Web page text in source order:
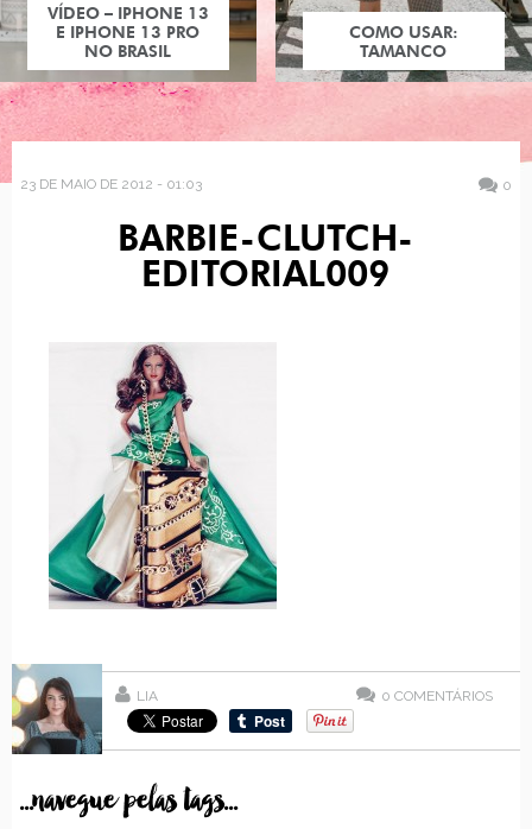
VÍDEO – IPHONE 13
E IPHONE 13 PRO
NO BRASIL
COMO USAR:
TAMANCO
23 DE MAIO DE 2012 - 01:03 0
BARBIE-CLUTCH-
EDITORIAL009
LIA 0 COMENTÁRIOS
...navegue pelas tags...